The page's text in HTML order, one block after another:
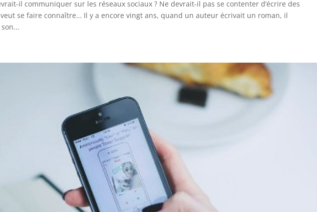
il communiquer sur les réseaux sociaux ? Ne devrait-il pas se contenter d’écrire des
veut se faire connaître… Il y a encore vingt ans, quand un auteur écrivait un roman, il